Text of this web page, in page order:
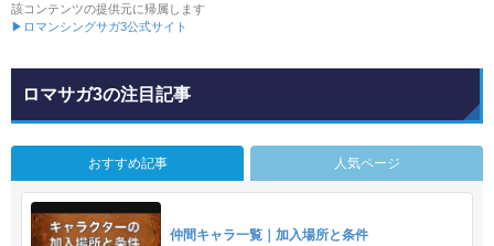
該コンテンツの提供元に帰属します
▶ロマンシングサガ3公式サイト
ロマサガ3の注目記事
おすすめ記事 人気ページ
仲間キャラ一覧｜加入場所と条件